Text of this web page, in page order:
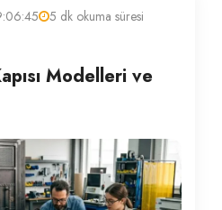
5 dk okuma süresi
Modelleri ve